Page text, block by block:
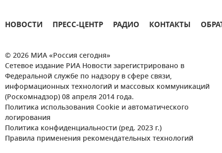
НОВОСТИ ПРЕСС-ЦЕНТР РАДИО КОНТАКТЫ
© 2026 МИА «Россия сегодня»
Сетевое издание РИА Новости зарегистрировано в
Федеральной службе по надзору в сфере связи,
информационных технологий и массовых коммуникаций
(Роскомнадзор) 08 апреля 2014 года.
Политика использования Cookie и автоматического
логирования
Политика конфиденциальности (ред. 2023 г.)
Правила применения рекомендательных технологий